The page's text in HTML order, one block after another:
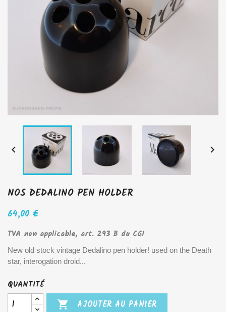
 
NOS DEDALINO PEN HOLDER
64,00 €
TVA non applicable, art. 293 B du CGI
New old stock vintage Dedalino pen holder! used on the Death
star, interogation droid...
QUANTITÉ

AJOUTER AU PANIER